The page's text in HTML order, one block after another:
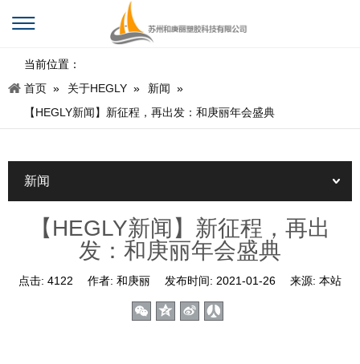
当前位置：
首页 » 关于HEGLY » 新闻 »
【HEGLY新闻】新征程，再出发：和庚丽年会盛典
新闻
【HEGLY新闻】新征程，再出
发：和庚丽年会盛典
点击: 4122 作者: 和庚丽 发布时间: 2021-01-26 来源: 本站